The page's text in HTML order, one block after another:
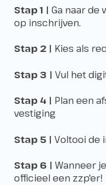
Stap 1 | Ga naar de
op inschrijven.
Stap 2 | Kies als
Stap 3 | Vul het
Stap 4 | Plan een
vestiging
Stap 5 | Voltooi de
Stap 6 | Wanneer
officieel een zzp'er!